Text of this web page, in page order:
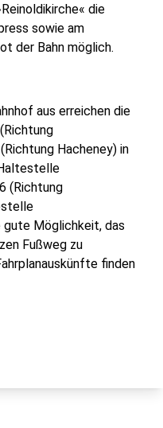
die
sowie am
der Bahn möglich.
aus erreichen die
Hacheney) in
(Richtung
Möglichkeit, das
Fußweg zu
finden